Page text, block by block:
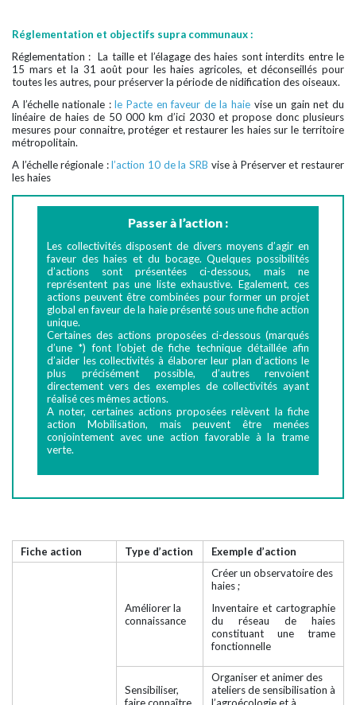
Réglementation et objectifs supra communaux :
Réglementation : La taille et l’élagage des haies sont interdits entre le
15 mars et la 31 août pour les haies agricoles, et déconseillés pour
toutes les autres, pour préserver la période de nidification des oiseaux.
A l’échelle nationale :le Pacte en faveur de la haie vise un gain net du
linéaire de haies de 50 000 km d’ici 2030 et propose donc plusieurs
mesures pour connaitre, protéger et restaurer les haies sur le territoire
métropolitain.
A l’échelle régionale :l’action 10 de la SRB vise à Préserver et restaurer
les haies
Passer à l’action :
Les collectivités disposent de divers moyens d’agir en
faveur des haies et du bocage. Quelques possibilités
d’actions sont présentées ci-dessous, mais ne
représentent pas une liste exhaustive. Egalement, ces
actions peuvent être combinées pour former un projet
global en faveur de la haie présenté sous une fiche action
unique.
Certaines des actions proposées ci-dessous (marqués
d’une *) font l’objet de fiche technique détaillée afin
d’aider les collectivités à élaborer leur plan d’actions le
plus précisément possible, d’autres renvoient
directement vers des exemples de collectivités ayant
réalisé ces mêmes actions.
A noter, certaines actions proposées relèvent la fiche
action Mobilisation, mais peuvent être menées
conjointement avec une action favorable à la trame
verte.
Fiche action Type d’action Exemple d’action
Améliorer la
connaissance
Créer un observatoire des
haies ;
Inventaire et cartographie
du réseau de haies
constituant une trame
fonctionnelle
Sensibiliser,
Organiser et animer des
ateliers de sensibilisation à